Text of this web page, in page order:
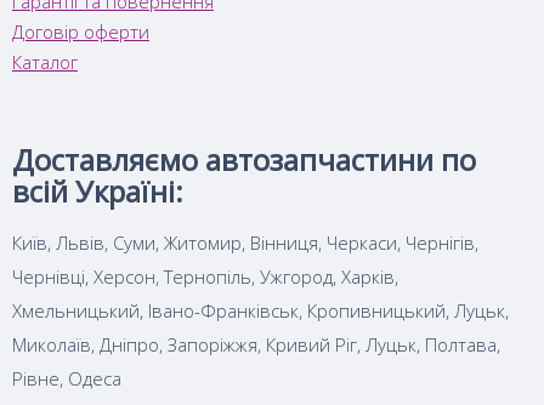
Договір оферти
Каталог
Доставляємо автозапчастини по
всій Україні:
Київ, Львів, Суми, Житомир, Вінниця, Черкаси, Чернігів,
Чернівці, Херсон, Тернопіль, Ужгород, Харків,
Хмельницький, Івано-Франківськ, Кропивницький, Луцьк,
Миколаїв, Дніпро, Запоріжжя, Кривий Ріг, Луцьк, Полтава,
Рівне, Одеса